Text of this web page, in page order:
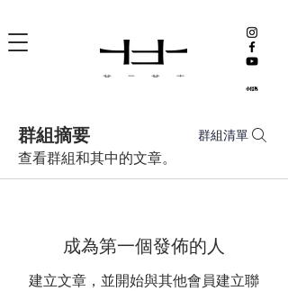
群組摘要 群組清單
查看群組和其中的文章。
成為第一個發佈的人
建立文章，並開始與其他會員建立聯